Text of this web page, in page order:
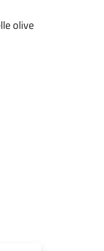
olive